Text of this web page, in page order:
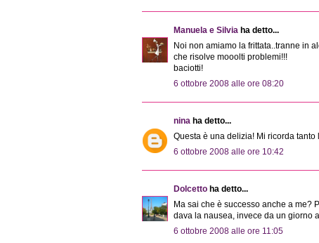
Manuela e Silvia ha detto...
Noi non amiamo la frittata..tranne in
che risolve mooolti problemi!!!
baciotti!
6 ottobre 2008 alle ore 08:20
nina ha detto...
Questa è una delizia! Mi ricorda tanto
6 ottobre 2008 alle ore 10:42
Dolcetto ha detto...
Ma sai che è successo anche a me?
dava la nausea, invece da un giorno
6 ottobre 2008 alle ore 11:05